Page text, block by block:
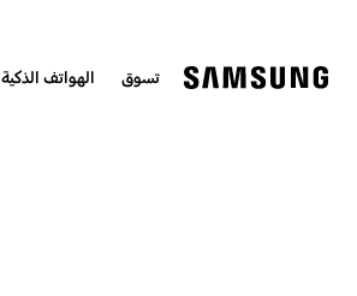
تسوق الهواتف الذكية